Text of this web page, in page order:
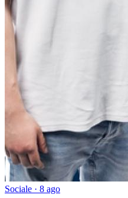
Sociale · 8 ago